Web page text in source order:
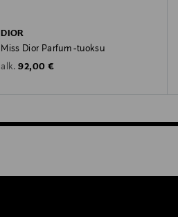
DIOR
Miss Dior Parfum -tuoksu
alk. Original Price
92,00 €